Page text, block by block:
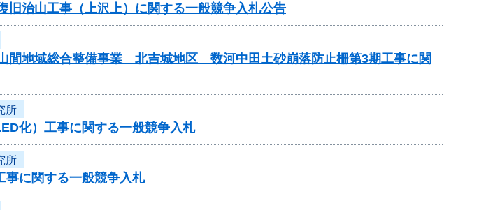
治山工事（上沢上）に関する一般競争入札公告
間地域総合整備事業 北吉城地区 数河中田土砂崩落防止柵第3期工事に関
所
化）工事に関する一般競争入札
所
事に関する一般競争入札